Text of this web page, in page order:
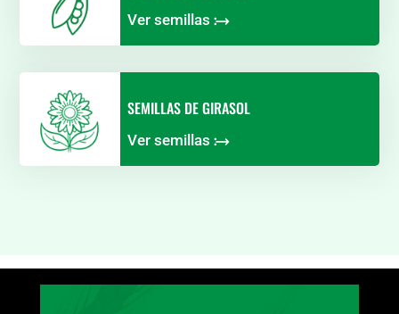
Ver semillas ⧴
SEMILLAS DE GIRASOL
Ver semillas ⧴